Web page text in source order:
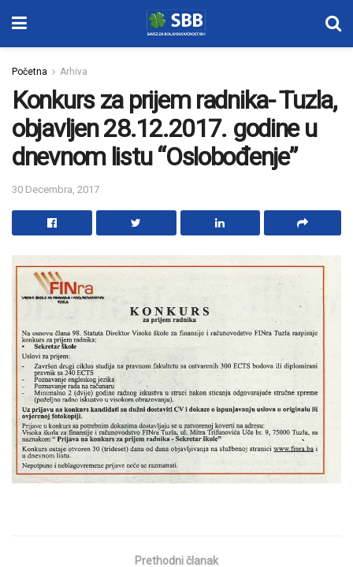
Početna Arhiva
Konkurs za prijem radnika- Tuzla,
objavljen 28.12.2017. godine u
dnevnom listu “Oslobođenje”
30 Decembra, 2017
Prethodni članak